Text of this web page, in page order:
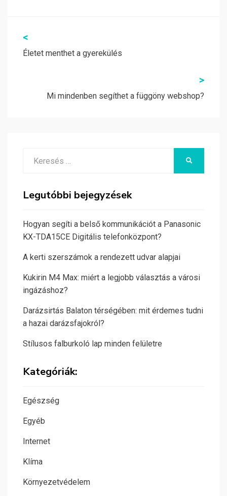
Bejegyzés
navigáció
<
Életet menthet a gyerekülés
>
Mi mindenben segíthet a függöny webshop?
Legutóbbi bejegyzések
Hogyan segíti a belső kommunikációt a Panasonic
KX-TDA15CE Digitális telefonközpont?
A kerti szerszámok a rendezett udvar alapjai
Kukirin M4 Max: miért a legjobb választás a városi
ingázáshoz?
Darázsirtás Balaton térségében: mit érdemes tudni
a hazai darázsfajokról?
Stílusos falburkoló lap minden felületre
Kategóriák:
Egészség
Egyéb
Internet
Klíma
Környezetvédelem